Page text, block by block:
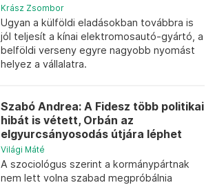
Krász Zsombor
Ugyan a külföldi eladásokban továbbra is
jól teljesít a kínai elektromosautó-gyártó, a
belföldi verseny egyre nagyobb nyomást
helyez a vállalatra.
Szabó Andrea: A Fidesz több politikai
hibát is vétett, Orbán az
elgyurcsányosodás útjára léphet
Világi Máté
A szociológus szerint a kormánypártnak
nem lett volna szabad megpróbálnia